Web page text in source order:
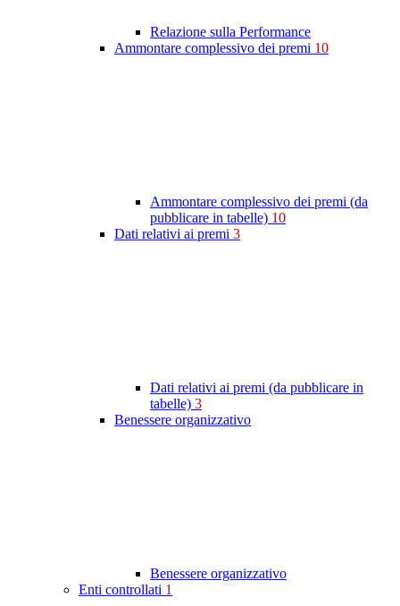
Relazione sulla Performance
Ammontare complessivo dei premi 10
Ammontare complessivo dei premi (da
pubblicare in tabelle) 10
Dati relativi ai premi 3
Dati relativi ai premi (da pubblicare in
tabelle) 3
Benessere organizzativo
Benessere organizzativo
Enti controllati 1